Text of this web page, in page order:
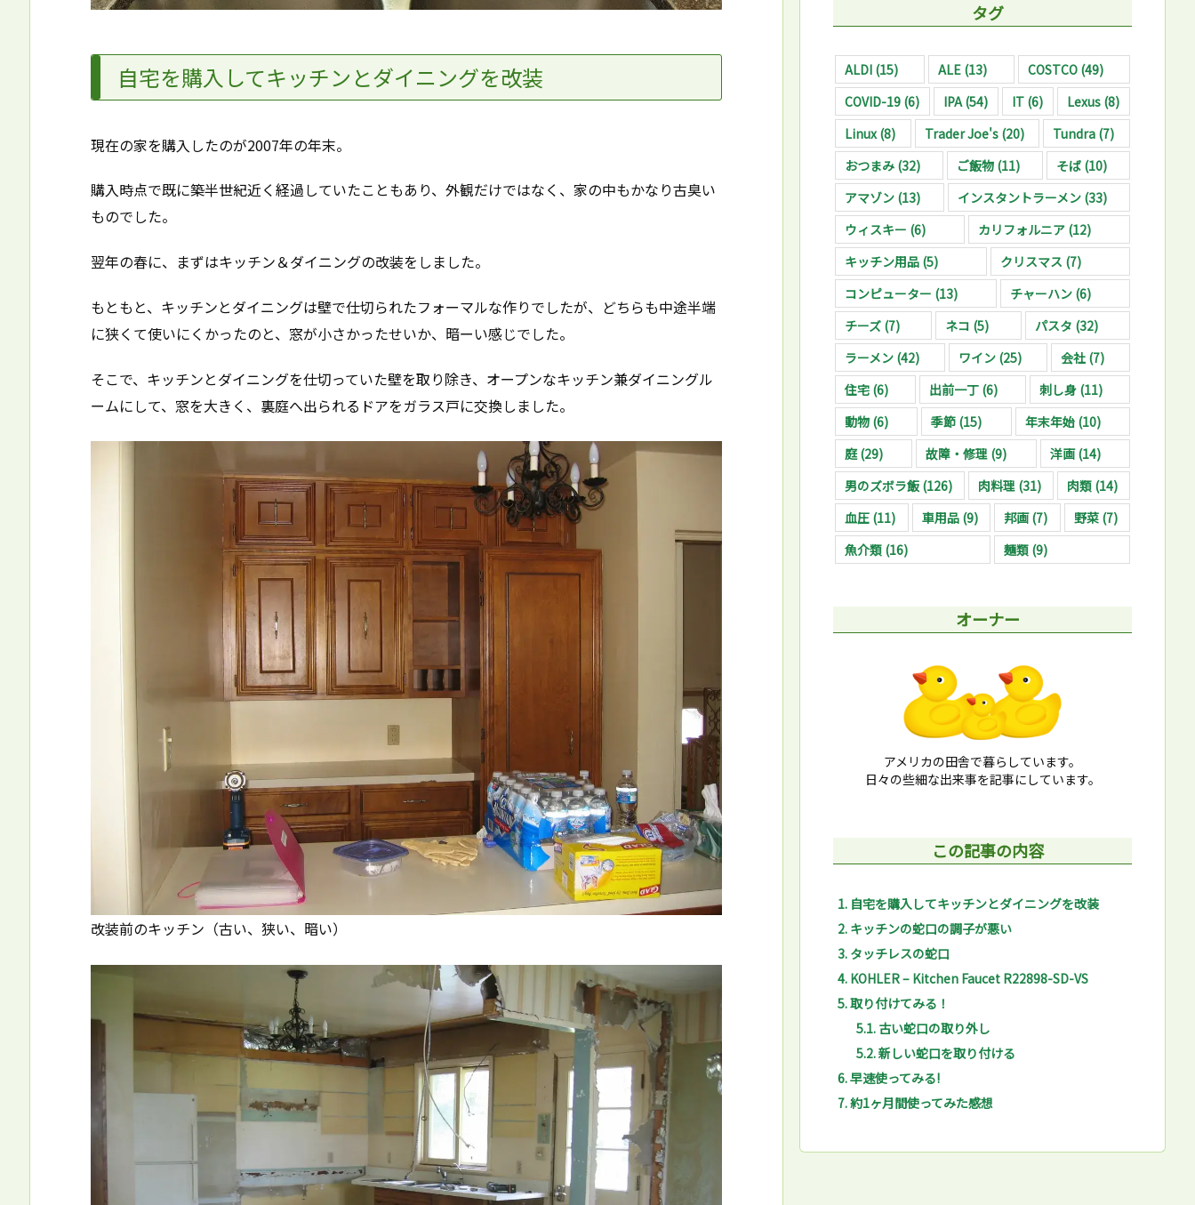
自宅を購入してキッチンとダイニングを改装
現在の家を購入したのが2007年の年末。
購入時点で既に築半世紀近く経過していたこともあり、外観だけではなく、家の中もかなり古臭い
ものでした。
翌年の春に、まずはキッチン＆ダイニングの改装をしました。
もともと、キッチンとダイニングは壁で仕切られたフォーマルな作りでしたが、どちらも中途半端
に狭くて使いにくかったのと、窓が小さかったせいか、暗ーい感じでした。
そこで、キッチンとダイニングを仕切っていた壁を取り除き、オープンなキッチン兼ダイニングル
ームにして、窓を大きく、裏庭へ出られるドアをガラス戸に交換しました。
改装前のキッチン（古い、狭い、暗い）
タグ
ALDI (15) ALE (13) COSTCO(49)
COVID-19 (6) IPA(54) IT (6) Lexus (8)
Linux(8) Trader Joe's(20) Tundra (7)
おつまみ (32) ご飯物 (11) そば (10)
アマゾン (13) インスタントラーメン(33)
ウィスキー (6) カリフォルニア (12)
キッチン用品 (5) クリスマス (7)
コンピューター (13) チャーハン (6)
チーズ (7) ネコ (5) パスタ (32)
ラーメン (42) ワイン (25) 会社 (7)
住宅 (6) 出前一丁 (6) 刺し身(11)
動物 (6) 季節 (15) 年末年始(10)
庭(29) 故障・修理 (9) 洋画(14)
男のズボラ飯 (126) 肉料理 (31) 肉類 (14)
血圧 (11) 車用品(9) 邦画(7) 野菜(7)
魚介類 (16) 麺類 (9)
オーナー
アメリカの田舎で暮らしています。
日々の些細な出来事を記事にしています。
この記事の内容
1. 自宅を購入してキッチンとダイニングを改装
2. キッチンの蛇口の調子が悪い
3. タッチレスの蛇口
4. KOHLER – Kitchen Faucet R22898-SD-VS
5.取り付けてみる！
5.1. 古い蛇口の取り外し
5.2.新しい蛇口を取り付ける
6.早速使ってみる!
7.約1ヶ月間使ってみた感想